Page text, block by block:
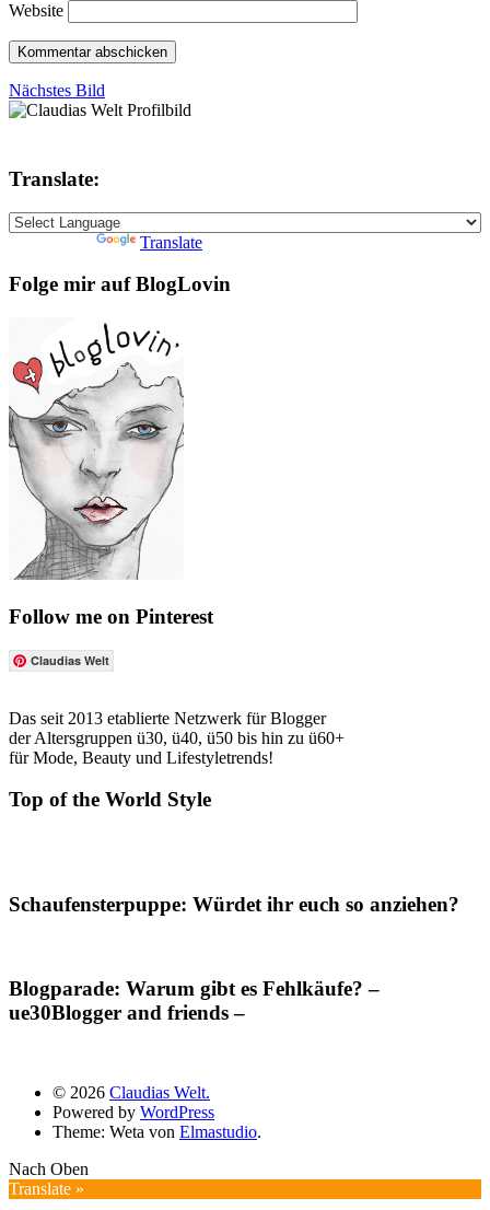
Website
Nächstes Bild
Translate:
Translate
Folge mir auf BlogLovin
Follow me on Pinterest
Claudias Welt
Das seit 2013 etablierte Netzwerk für Blogger
der Altersgruppen ü30, ü40, ü50 bis hin zu ü60+
für Mode, Beauty und Lifestyletrends!
Top of the World Style
Schaufensterpuppe: Würdet ihr euch so anziehen?
Blogparade: Warum gibt es Fehlkäufe? –
ue30Blogger and friends –
© 2026 Claudias Welt.
Powered by WordPress
Theme: Weta von Elmastudio.
Nach Oben
Translate »